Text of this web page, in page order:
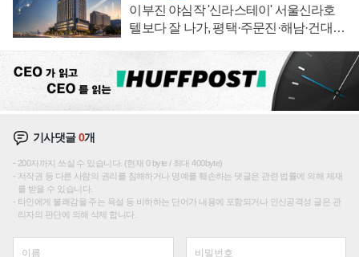
이부진 야심작 '신라스테이' 서울신라호
텔보다 잘 나가, 평택·주문진·해남·건대로
기사댓글0개
200자까지 쓰실 수 있습니다. (현재 0 byte / 최대 400byte)
저작권 등 다른 사람의 권리를 침해하거나 명예를 훼손하는 댓글은 관련 법률에 의해 제재
를 받을 수 있습니다.
타인에게 불쾌감을 주는 욕설 등 비하하는 단어가 내용에 포함되거나 인신공격성 글은 관
리자의 판단에 의해 삭제 합니다.